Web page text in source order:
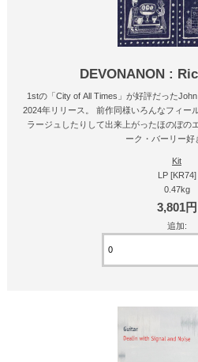
DEVONANON :
1stの「City of All Times」が好評だった
2024年リリース。 前作同様いろんなフィー
ラージュしたりして出来上がったほのぼの
ーク・バーリー好
Kit
LP [KR74]
0.47kg
3,801円
追加: